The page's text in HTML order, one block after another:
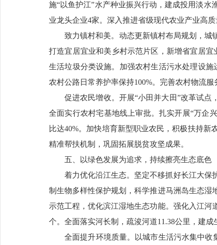
施“以鱼护江”水产种业振兴行动，建成投用淡
业龙头企业4家。深入推进省级现代农业产业高
致力镇村和美。动态更新镇村布局规划，城
打造宜居宜业和美乡村示范片区，新增省宜居
生活垃圾分类设施。加强农村生活污水处理设
农村公路日常养护率保持100%。完善农村物流
促进农民增收。开展“小田并大田”改革试
全面实行农村宅基地线上审批。扎实开展“万企
比达40%。加快培育新型职业农民，积极扶持
精准帮扶机制，巩固拓展脱贫攻坚成果。
五、以绿色发展为追求，持续擦亮生态底色
着力优化沿江生态。坚定不移抓好长江大保
制生物多样性保护规划，科学推进马洲岛生态
示范工程，优化滨江湿地生态功能。强化入江河
个。全面落实河长制，疏浚河道11.38公里，建
全面提升环境质量。以城市生活污水集中收